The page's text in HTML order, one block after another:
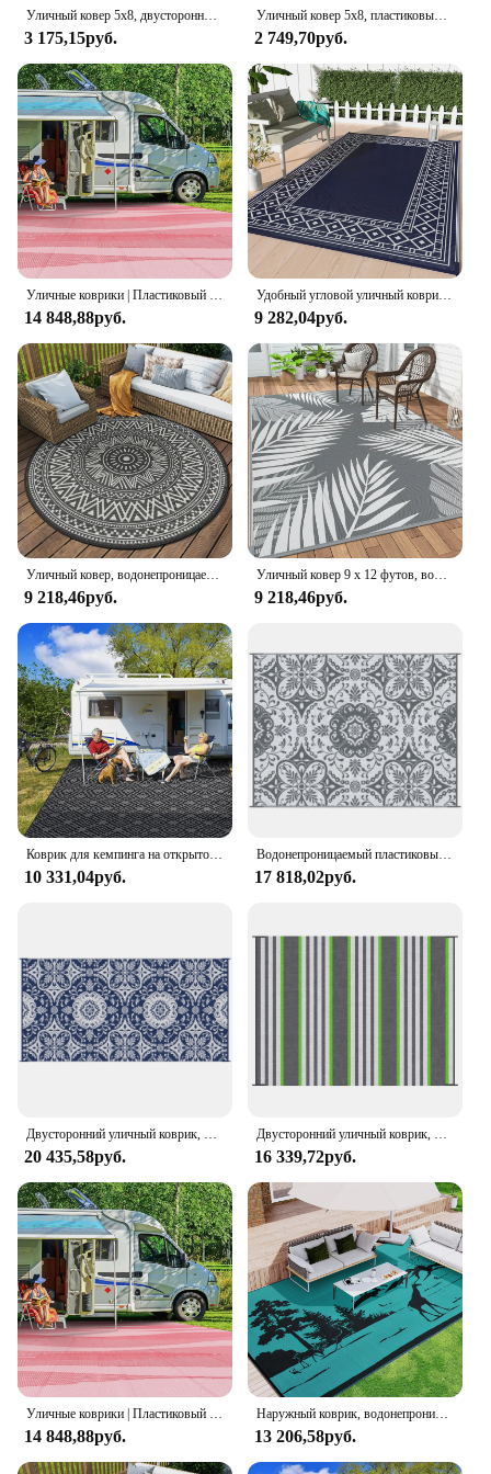
Уличный ковер 5x8, двусторонний пластиковый соломенный коврик для патио для кемпинга, устойчивый к пятнам и ультрафиолетовому излучению коврики для автофургона с принтом в стиле бохо, уличный ковер для крыльца
3 175,15руб.
Уличный ковер 5x8, пластиковый соломенный коврик, современный геометрический водонепроницаемый коврик, двусторонний напольный коврик для патио, крыльца, пикника, кемпинга O
2 749,70руб.
Уличные коврики | Пластиковый соломенный ковер | Водонепроницаемые уличные коврики для кемпинга | Быстросохнущий ковер для пикника | Двусторонние пляжные коврики без песка
14 848,88руб.
Удобный угловой уличный коврик 8x10 дюймов, водонепроницаемый для патио, двусторонний пластиковый соломенный коврик для улицы, коврик для кемпинга
9 282,04руб.
9 218,46руб.
Уличный ковер 9 x 12 футов, водонепроницаемый для распродажи патио, двусторонний пластиковый соломенный ковер для кемпинга, коврики для большой площади
9 218,46руб.
10 331,04руб.
Водонепроницаемый пластиковый соломенный коврик, портативный Дорожный Коврик для кемпинга с сумкой для переноски, большой напольный коврик для заднего двора, пикника, серый и белый цветочный
17 818,02руб.
20 435,58руб. 16 339,72руб.
14 848,88руб.
Наружный коврик, водонепроницаемый двусторонний ковер для внутреннего дворика, искусственный пластиковый соломенный ковер для внутреннего дворика, балкона, пикника, пляжа
13 206,58руб.